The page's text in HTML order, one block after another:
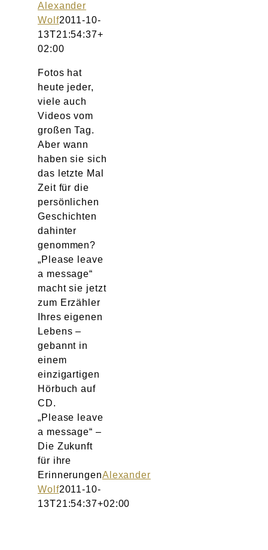
Alexander
Wolf2011-10-
13T21:54:37+
02:00
Fotos hat
heute jeder,
viele auch
Videos vom
großen Tag.
Aber wann
haben sie sich
das letzte Mal
Zeit für die
persönlichen
Geschichten
dahinter
genommen?
„Please leave
a message“
macht sie jetzt
zum Erzähler
Ihres eigenen
Lebens –
gebannt in
einem
einzigartigen
Hörbuch auf
CD.
„Please leave
a message“ –
Die Zukunft
für ihre
ErinnerungenAlexander
Wolf2011-10-
13T21:54:37+02:00